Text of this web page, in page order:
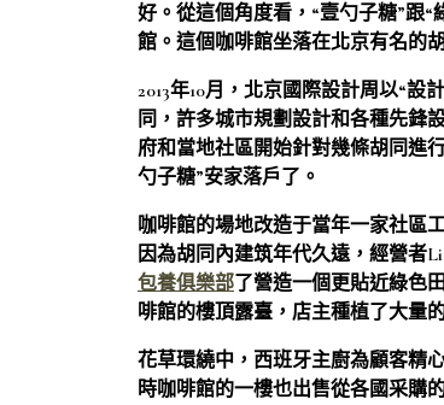
好。從這個角度看，“壹勺子糖”跟“
館。這個咖啡館坐落在北京有名的
2013年10月，北京國際設計周以“
同，許多城市規劃設計和各種先鋒
府和當地社區開始針對幾條胡同進
勺子糖”安家落戶了。
咖啡館的場地改造于當年一家社區
因為胡同內建筑年代久遠，經營者
包養俱樂部了營造一個更貼近綠色
啡館的樓頂露臺，店主種植了大量
花草環繞中，西班牙主廚為顧客精
時咖啡館的一樓也出售從各國采購